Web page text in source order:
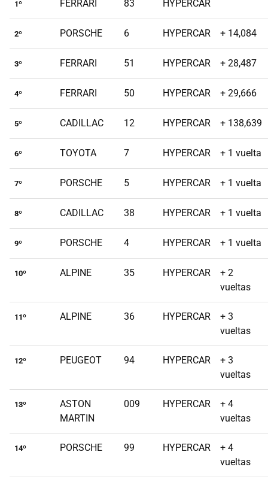
1º FERRARI 83 HYPERCAR
2º PORSCHE 6 HYPERCAR + 14,084
3º FERRARI 51 HYPERCAR + 28,487
4º FERRARI 50 HYPERCAR + 29,666
5º CADILLAC 12 HYPERCAR + 138,639
6º TOYOTA 7 HYPERCAR + 1 vuelta
7º PORSCHE 5 HYPERCAR + 1 vuelta
8º CADILLAC 38 HYPERCAR + 1 vuelta
9º PORSCHE 4 HYPERCAR + 1 vuelta
10º ALPINE 35 HYPERCAR
+ 2
vueltas
11º ALPINE 36 HYPERCAR
+ 3
vueltas
12º PEUGEOT 94 HYPERCAR
+ 3
vueltas
13º
ASTON
MARTIN
009 HYPERCAR
+ 4
vueltas
14º PORSCHE 99 HYPERCAR
+ 4
vueltas